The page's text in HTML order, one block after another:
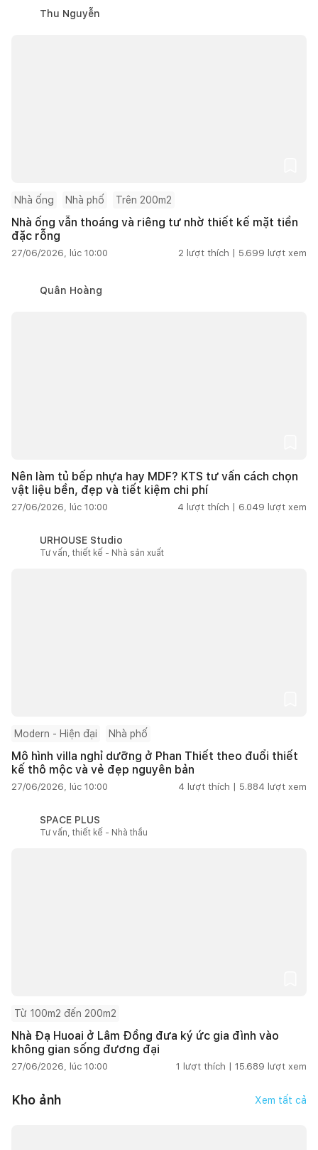
Thu Nguyễn
Nhà ống Nhà phố Trên 200m2
Nhà ống vẫn thoáng và riêng tư nhờ thiết kế mặt tiền
đặc rỗng
27/06/2026, lúc 10:00 2 lượt thích | 5.699 lượt xem
Quân Hoàng
Nên làm tủ bếp nhựa hay MDF? KTS tư vấn cách chọn
vật liệu bền, đẹp và tiết kiệm chi phí
27/06/2026, lúc 10:00 4 lượt thích | 6.049 lượt xem
URHOUSE Studio
Tư vấn, thiết kế - Nhà sản xuất
Modern - Hiện đại Nhà phố
Mô hình villa nghỉ dưỡng ở Phan Thiết theo đuổi thiết
kế thô mộc và vẻ đẹp nguyên bản
27/06/2026, lúc 10:00 4 lượt thích | 5.884 lượt xem
SPACE PLUS
Tư vấn, thiết kế - Nhà thầu
Từ 100m2 đến 200m2
Nhà Đạ Huoai ở Lâm Đồng đưa ký ức gia đình vào
không gian sống đương đại
27/06/2026, lúc 10:00 1 lượt thích | 15.689 lượt xem
Kho ảnh Xem tất cả